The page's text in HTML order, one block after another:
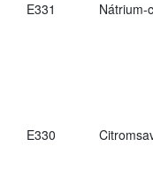
E331 Nátrium-
E330